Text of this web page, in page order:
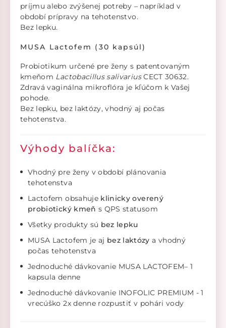
príjmu alebo zvýšenej potreby – napríklad v
období prípravy na tehotenstvo.
Bez lepku.
MUSA Lactofem (30 kapsúl)
Probiotikum určené pre ženy s patentovaným
kmeňom Lactobacillus salivariusCECT 30632.
Zdravá vaginálna mikroflóra je kľúčom k Vašej
pohode.
Bez lepku, bez laktózy, vhodný aj počas
tehotenstva.
Výhody balíčka:
Vhodný pre ženy v období plánovania
tehotenstva
Lactofem obsahuje klinicky overený
probiotický kmeň s QPS statusom
Všetky produkty sú bez lepku
MUSA Lactofem je aj bez laktózy a vhodný
počas tehotenstva
Jednoduché dávkovanie MUSA LACTOFEM– 1
kapsula denne
Jednoduché dávkovanie INOFOLIC PREMIUM - 1
vrecúško 2x denne rozpustiť v pohári vody